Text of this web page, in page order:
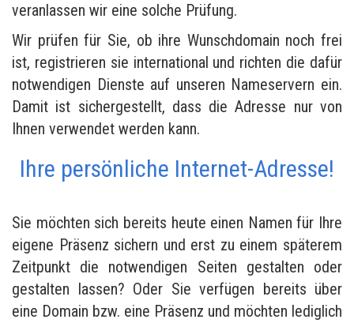
veranlassen wir eine solche Prüfung.
Wir prüfen für Sie, ob ihre Wunschdomain noch frei
ist, registrieren sie international und richten die dafür
notwendigen Dienste auf unseren Nameservern ein.
Damit ist sichergestellt, dass die Adresse nur von
Ihnen verwendet werden kann.
Ihre persönliche Internet-Adresse!
Sie möchten sich bereits heute einen Namen für Ihre
eigene Präsenz sichern und erst zu einem späterem
Zeitpunkt die notwendigen Seiten gestalten oder
gestalten lassen? Oder Sie verfügen bereits über
eine Domain bzw. eine Präsenz und möchten lediglich